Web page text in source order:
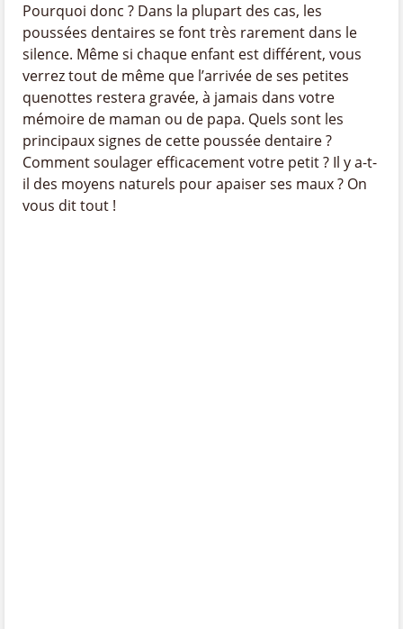
Pourquoi donc ? Dans la plupart des cas, les
poussées dentaires se font très rarement dans le
silence. Même si chaque enfant est différent, vous
verrez tout de même que l’arrivée de ses petites
quenottes restera gravée, à jamais dans votre
mémoire de maman ou de papa. Quels sont les
principaux signes de cette poussée dentaire ?
Comment soulager efficacement votre petit ? Il y a-t-
il des moyens naturels pour apaiser ses maux ? On
vous dit tout !